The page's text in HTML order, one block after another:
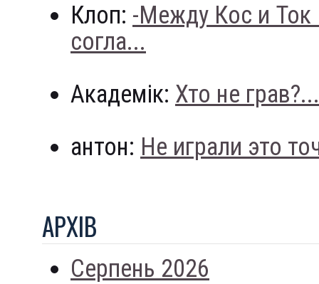
Клоп: -Между Кос и
согла...
Академік: Хто не грав?...
антон: Не играли это
АРХIВ
Серпень 2026